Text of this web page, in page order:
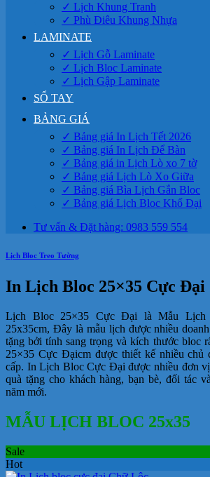
✓ Lịch Khung Tranh
✓ Phù Điêu Khung Nhựa
LAMINATE
✓ Lịch Gỗ Laminate
✓ Lịch Bloc Laminate
✓ Lịch Gập Laminate
SỔ TAY
BẢNG GIÁ
✓ Bảng giá In Lịch Tết 2026
✓ Bảng giá In Lịch Để Bàn
✓ Bảng giá in Lịch Lò xo 7 tờ
✓ Bảng giá Lịch Lò Xo Giữa
✓ Bảng giá Bìa Lịch Gắn Bloc
✓ Bảng giá Lịch Bloc Khổ Đại
Tư vấn & Đặt hàng: 0983 559 554
Lịch Bloc Treo Tường
In Lịch Bloc 25×35 Cực Đại
Lịch Bloc 25×35 Cực Đại là Mẫu Lịch
25x35cm, Đây là mẫu lịch được nhiều
tặng bởi tính sang trọng và kích thước bloc
25×35 Cực Đạicm được thiết kế nhiều chủ
cấp. In Lịch Bloc Cực Đại được nhiều đơn
quà tặng cho khách hàng, bạn bè, đối tác
năm mới.
MẪU LỊCH BLOC 25x35
Sale
Hot